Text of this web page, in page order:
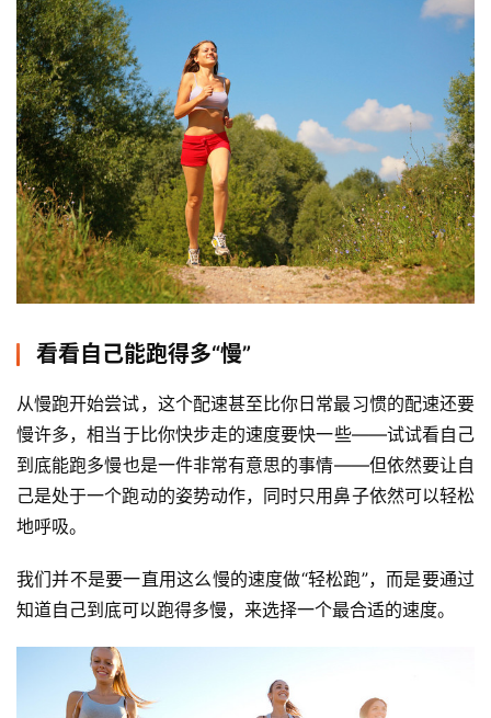
看看自己能跑得多“慢”
从慢跑开始尝试，这个配速甚至比你日常最习惯的配速还要
慢许多，相当于比你快步走的速度要快一些——试试看自己
到底能跑多慢也是一件非常有意思的事情——但依然要让自
己是处于一个跑动的姿势动作，同时只用鼻子依然可以轻松
地呼吸。
我们并不是要一直用这么慢的速度做“轻松跑”，而是要通过
知道自己到底可以跑得多慢，来选择一个最合适的速度。